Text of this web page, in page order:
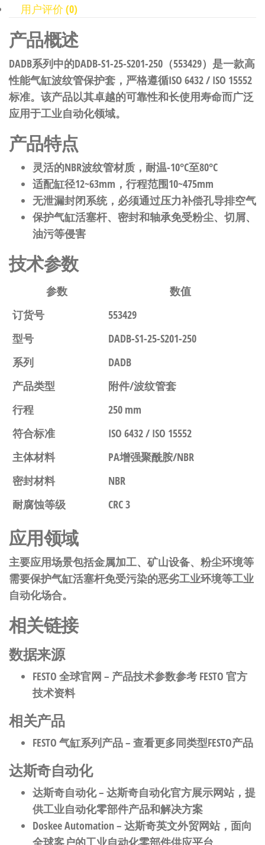
用户评价 (0)
产品概述
DADB系列中的DADB-S1-25-S201-250（553429）是一款高
性能气缸波纹管保护套，严格遵循ISO 6432 / ISO 15552
标准。该产品以其卓越的可靠性和长使用寿命而广泛
应用于工业自动化领域。
产品特点
灵活的NBR波纹管材质，耐温-10°C至80°C
适配缸径12~63mm，行程范围10~475mm
无泄漏封闭系统，必须通过压力补偿孔导排空气
保护气缸活塞杆、密封和轴承免受粉尘、切屑、
油污等侵害
技术参数
参数
数值
订货号
553429
型号
DADB-S1-25-S201-250
系列
DADB
产品类型
附件/波纹管套
行程
250 mm
符合标准
ISO 6432 / ISO 15552
主体材料
PA增强聚酰胺/NBR
密封材料
NBR
耐腐蚀等级
CRC 3
应用领域
主要应用场景包括金属加工、矿山设备、粉尘环境等
需要保护气缸活塞杆免受污染的恶劣工业环境等工业
自动化场合。
相关链接
数据来源
FESTO 全球官网 – 产品技术参数参考 FESTO 官方
技术资料
相关产品
FESTO 气缸系列产品– 查看更多同类型FESTO产品
达斯奇自动化
达斯奇自动化– 达斯奇自动化官方展示网站，提
供工业自动化零部件产品和解决方案
Doskee Automation– 达斯奇英文外贸网站，面向
全球客户的工业自动化零部件供应平台